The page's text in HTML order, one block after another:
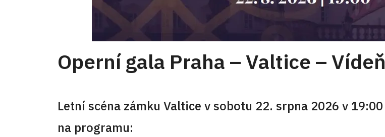
Operní gala Praha – Valtice – Vídeň
Letní scéna zámku Valtice v sobotu 22. srpna 2026 v 19:00
na programu: